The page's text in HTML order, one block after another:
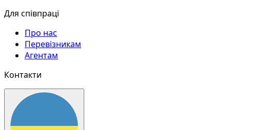
Для співпраці
Про нас
Перевізникам
Агентам
Контакти